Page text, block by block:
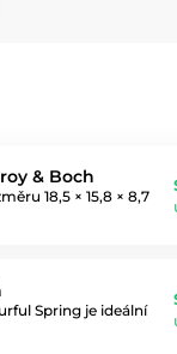
& Boch
18,5 × 15,8 × 8,7
Spring je ideální